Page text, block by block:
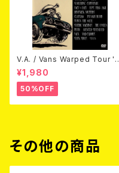
V.A. / Vans Warped Tour '0
3 (DVD)
¥1,980
50%OFF
その他の商品